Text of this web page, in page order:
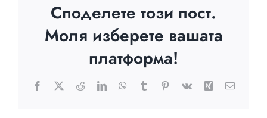
Споделете този пост.
Моля изберете вашата
платформа!
Facebook
X RedditLinkedInWhatsApp
TumblrPinterest
Vk Xing